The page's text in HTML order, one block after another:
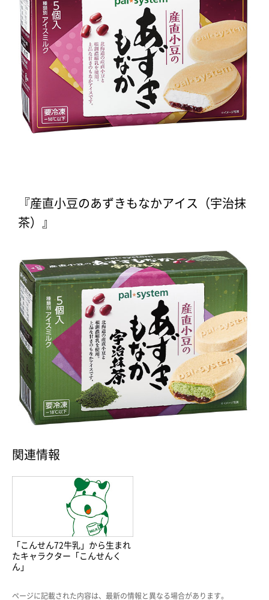
『産直小豆のあずきもなかアイス（宇治抹
茶）』
関連情報
「こんせん72牛乳」から生まれ
たキャラクター「こんせんく
ん」
ページに記載された内容は、最新の情報と異なる場合があります。